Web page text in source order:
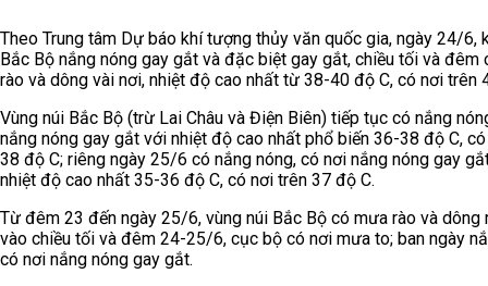
Theo Trung tâm Dự báo khí tượng thủy văn quốc gia, ngày 24/6,
Bắc Bộ nắng nóng gay gắt và đặc biệt gay gắt, chiều tối và đêm
rào và dông vài nơi, nhiệt độ cao nhất từ 38-40 độ C, có nơi trên
Vùng núi Bắc Bộ (trừ Lai Châu và Điện Biên) tiếp tục có nắng
nắng nóng gay gắt với nhiệt độ cao nhất phổ biến 36-38 độ C,
38 độ C; riêng ngày 25/6 có nắng nóng, có nơi nắng nóng gay
nhiệt độ cao nhất 35-36 độ C, có nơi trên 37 độ C.
Từ đêm 23 đến ngày 25/6, vùng núi Bắc Bộ có mưa rào và dông
vào chiều tối và đêm 24-25/6, cục bộ có nơi mưa to; ban ngày
có nơi nắng nóng gay gắt.